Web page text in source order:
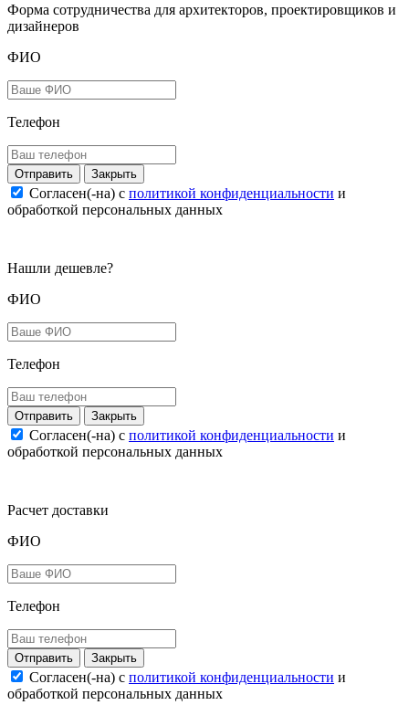
Форма сотрудничества для архитекторов, проектировщиков и
дизайнеров
ФИО
Телефон
Закрыть
Согласен(-на) c политикой конфиденциальности и
обработкой персональных данных
Нашли дешевле?
ФИО
Телефон
Закрыть
Согласен(-на) c политикой конфиденциальности и
обработкой персональных данных
Расчет доставки
ФИО
Телефон
Закрыть
Согласен(-на) c политикой конфиденциальности и
обработкой персональных данных